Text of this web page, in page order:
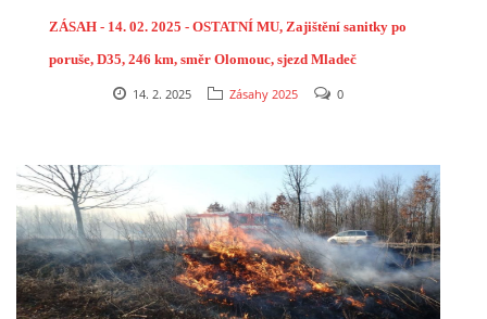
ZÁSAH - 14. 02. 2025 - OSTATNÍ MU, Zajištění sanitky po
poruše, D35, 246 km, směr Olomouc, sjezd Mladeč
14. 2. 2025 Zásahy 2025 0